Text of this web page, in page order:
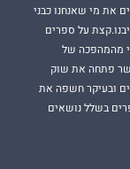
את מי שאנחנו כבני
על ספרים
מהמהפכה של
פתחה את שוק
ובעיקר חשפה את
בשלל נושאים